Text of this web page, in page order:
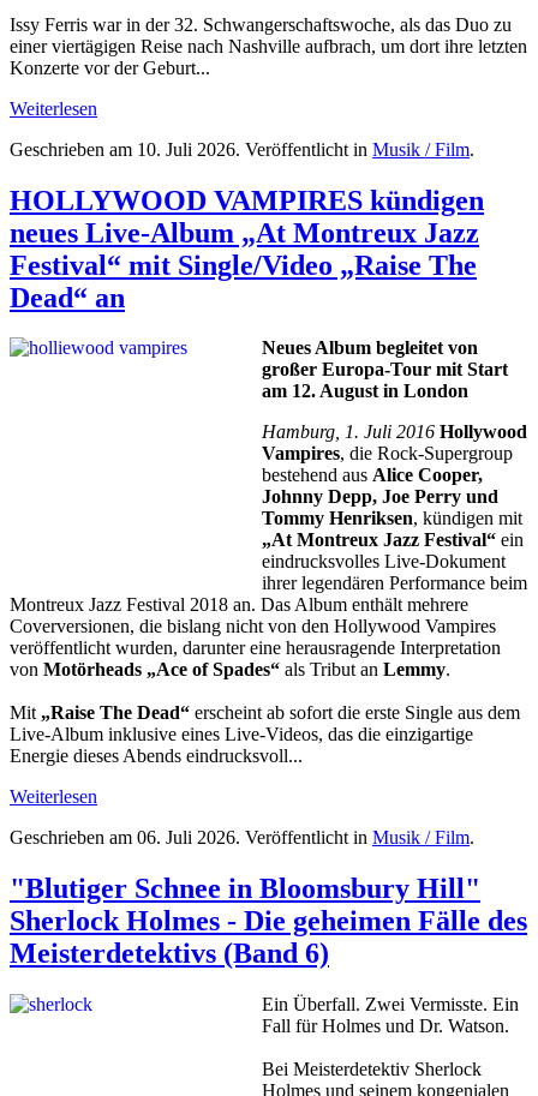
Issy Ferris war in der 32. Schwangerschaftswoche, als das Duo zu
einer viertägigen Reise nach Nashville aufbrach, um dort ihre letzten
Konzerte vor der Geburt...
Weiterlesen
Geschrieben am 10. Juli 2026. Veröffentlicht in Musik / Film.
HOLLYWOOD VAMPIRES kündigen
neues Live-Album „At Montreux Jazz
Festival“ mit Single/Video „Raise The
Dead“ an
Neues Album begleitet von
großer Europa-Tour mit Start
am 12. August in London
Hamburg, 1. Juli 2016 Hollywood
Vampires, die Rock-Supergroup
bestehend aus Alice Cooper,
Johnny Depp, Joe Perry und
Tommy Henriksen, kündigen mit
„At Montreux Jazz Festival“ ein
eindrucksvolles Live-Dokument
ihrer legendären Performance beim
Montreux Jazz Festival 2018 an. Das Album enthält mehrere
Coverversionen, die bislang nicht von den Hollywood Vampires
veröffentlicht wurden, darunter eine herausragende Interpretation
von Motörheads „Ace of Spades“ als Tribut an Lemmy.
Mit „Raise The Dead“ erscheint ab sofort die erste Single aus dem
Live-Album inklusive eines Live-Videos, das die einzigartige
Energie dieses Abends eindrucksvoll...
Weiterlesen
Geschrieben am 06. Juli 2026. Veröffentlicht in Musik / Film.
"Blutiger Schnee in Bloomsbury Hill"
Sherlock Holmes - Die geheimen Fälle des
Meisterdetektivs (Band 6)
Ein Überfall. Zwei Vermisste. Ein
Fall für Holmes und Dr. Watson.
Bei Meisterdetektiv Sherlock
Holmes und seinem kongenialen